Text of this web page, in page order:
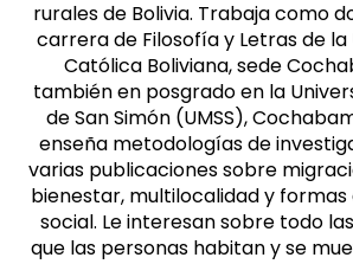
rurales de Bolivia. Trabaja como
carrera de Filosofía y Letras de la
Católica Boliviana, sede
también en posgrado en la
de San Simón (UMSS),
enseña metodologías de
varias publicaciones sobre
bienestar, multilocalidad y formas
social. Le interesan sobre todo
que las personas habitan y se